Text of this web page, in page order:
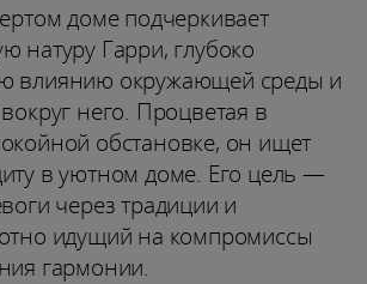
доме подчеркивает
натуру Гарри, глубоко
влиянию окружающей среды и
него. Процветая в
обстановке, он ищет
в уютном доме. Его цель —
через традиции и
идущий на компромиссы
гармонии.